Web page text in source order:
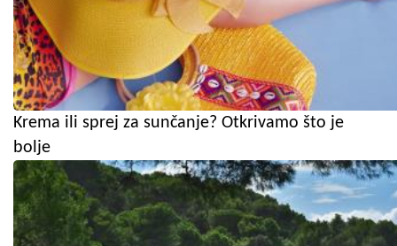
Krema ili sprej za sunčanje? Otkrivamo što je
bolje